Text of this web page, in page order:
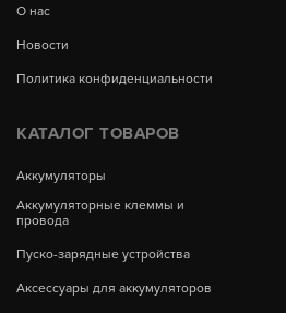
О нас
Новости
Политика конфиденциальности
КАТАЛОГ ТОВАРОВ
Аккумуляторы
Аккумуляторные клеммы и
провода
Пуско-зарядные устройства
Аксессуары для аккумуляторов